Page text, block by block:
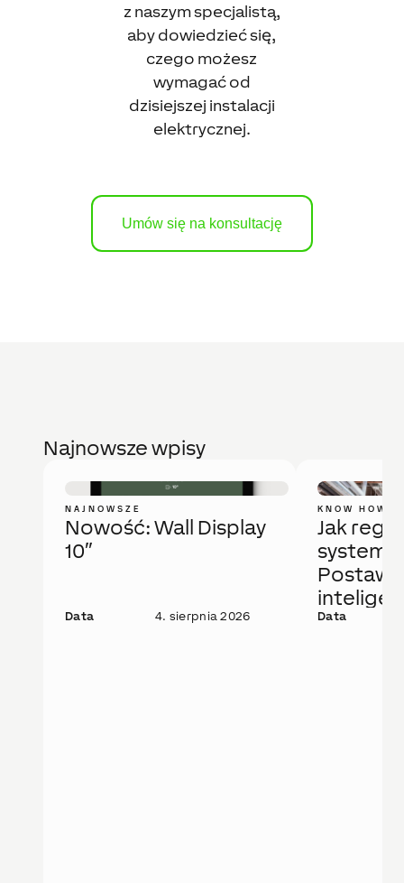
z naszym specjalistą,
aby dowiedzieć się,
czego możesz
wymagać od
dzisiejszej instalacji
elektrycznej.
Umów się na konsultację
Najnowsze wpisy
NAJNOWSZE
Nowość: Wall Display
10″
Data 4. sierpnia 2026
KNOW HOW
Jak
system
Postaw
Data